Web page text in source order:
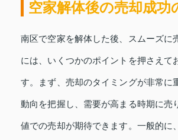
空家解体後の売却成功
南区で空家を解体した後、スムーズに
には、いくつかのポイントを押さえて
す。まず、売却のタイミングが非常に
動向を把握し、需要が高まる時期に売
値での売却が期待できます。一般的に